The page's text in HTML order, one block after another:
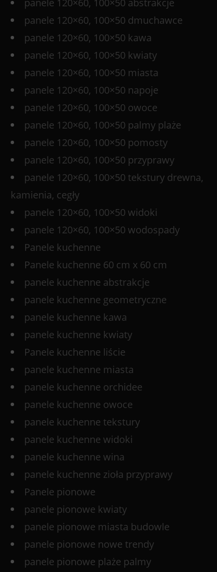
panele 120×60, 100×50 dmuchawce
panele 120×60, 100×50 kawa
panele 120×60, 100×50 kwiaty
panele 120×60, 100×50 miasta
panele 120×60, 100×50 napoje
panele 120×60, 100×50 owoce
panele 120×60, 100×50 palmy plaże
panele 120×60, 100×50 pomosty
panele 120×60, 100×50 przyprawy
panele 120×60, 100×50 tekstury drewna,
kamienia, cegły
panele 120×60, 100×50 widoki
panele 120×60, 100×50 wodospady
Panele kuchenne
Panele kuchenne 60 cm x 60 cm
panele kuchenne abstrakcje
panele kuchenne geometryczne
panele kuchenne kawa
panele kuchenne kwiaty
Panele kuchenne liście
panele kuchenne miasta
panele kuchenne orchidee
panele kuchenne owoce
panele kuchenne tekstury
panele kuchenne widoki
panele kuchenne wina
panele kuchenne zioła przyprawy
Panele pionowe
panele pionowe kwiaty
panele pionowe miasta budowle
panele pionowe nowe trendy
panele pionowe plaże palmy